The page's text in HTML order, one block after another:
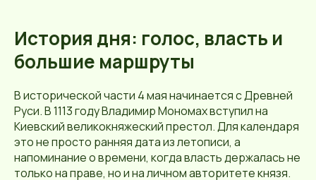
История дня: голос, власть и
большие маршруты
В исторической части 4 мая начинается с Древней
Руси. В 1113 году Владимир Мономах вступил на
Киевский великокняжеский престол. Для календаря
это не просто ранняя дата из летописи, а
напоминание о времени, когда власть держалась не
только на праве, но и на личном авторитете князя.